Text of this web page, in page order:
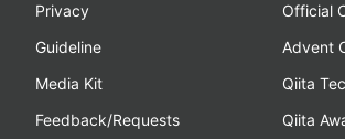
Privacy
Guideline
Media Kit
Feedback/Requests
Official
Advent
Qiita
Qiita